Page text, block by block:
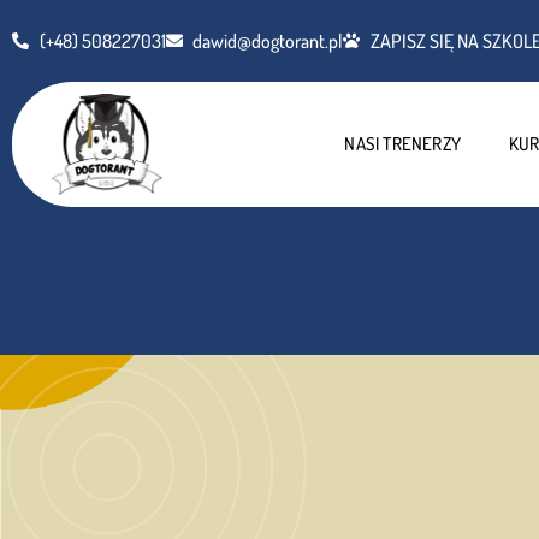
(+48) 508227031 dawid@dogtorant.pl ZAPISZ SIĘ NA
NASI TRENERZY